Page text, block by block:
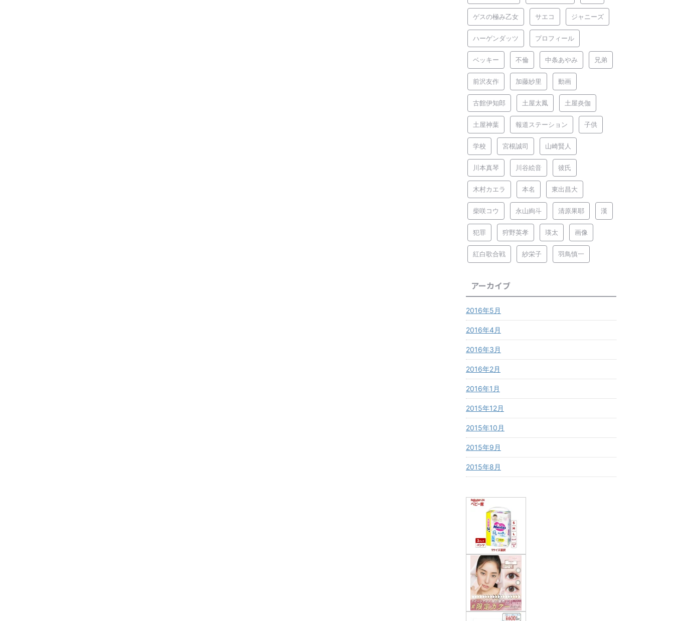
ゲスの極み乙女 サエコ ジャニーズ
ハーゲンダッツ プロフィール
ベッキー 不倫 中条あやみ 兄弟
前沢友作 加藤紗里 動画
古館伊知郎 土屋太鳳 土屋炎伽
土屋神葉 報道ステーション 子供
学校 宮根誠司 山崎賢人
川本真琴 川谷絵音 彼氏
木村カエラ 本名 東出昌大
柴咲コウ 永山絢斗 清原果耶 漢
犯罪 狩野英孝 瑛太 画像
紅白歌合戦 紗栄子 羽鳥慎一
アーカイブ
2016年5月
2016年4月
2016年3月
2016年2月
2016年1月
2015年12月
2015年10月
2015年9月
2015年8月